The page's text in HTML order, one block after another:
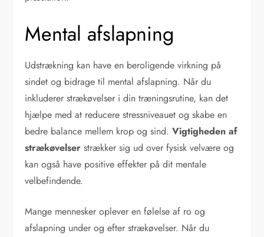
Mental afslapning
Udstrækning kan have en beroligende virkning på
sindet og bidrage til mental afslapning. Når du
inkluderer strækøvelser i din træningsrutine, kan det
hjælpe med at reducere stressniveauet og skabe en
bedre balance mellem krop og sind.Vigtigheden af
strækøvelser strækker sig ud over fysisk velvære og
kan også have positive effekter på dit mentale
velbefindende.
Mange mennesker oplever en følelse af ro og
afslapning under og efter strækøvelser. Når du